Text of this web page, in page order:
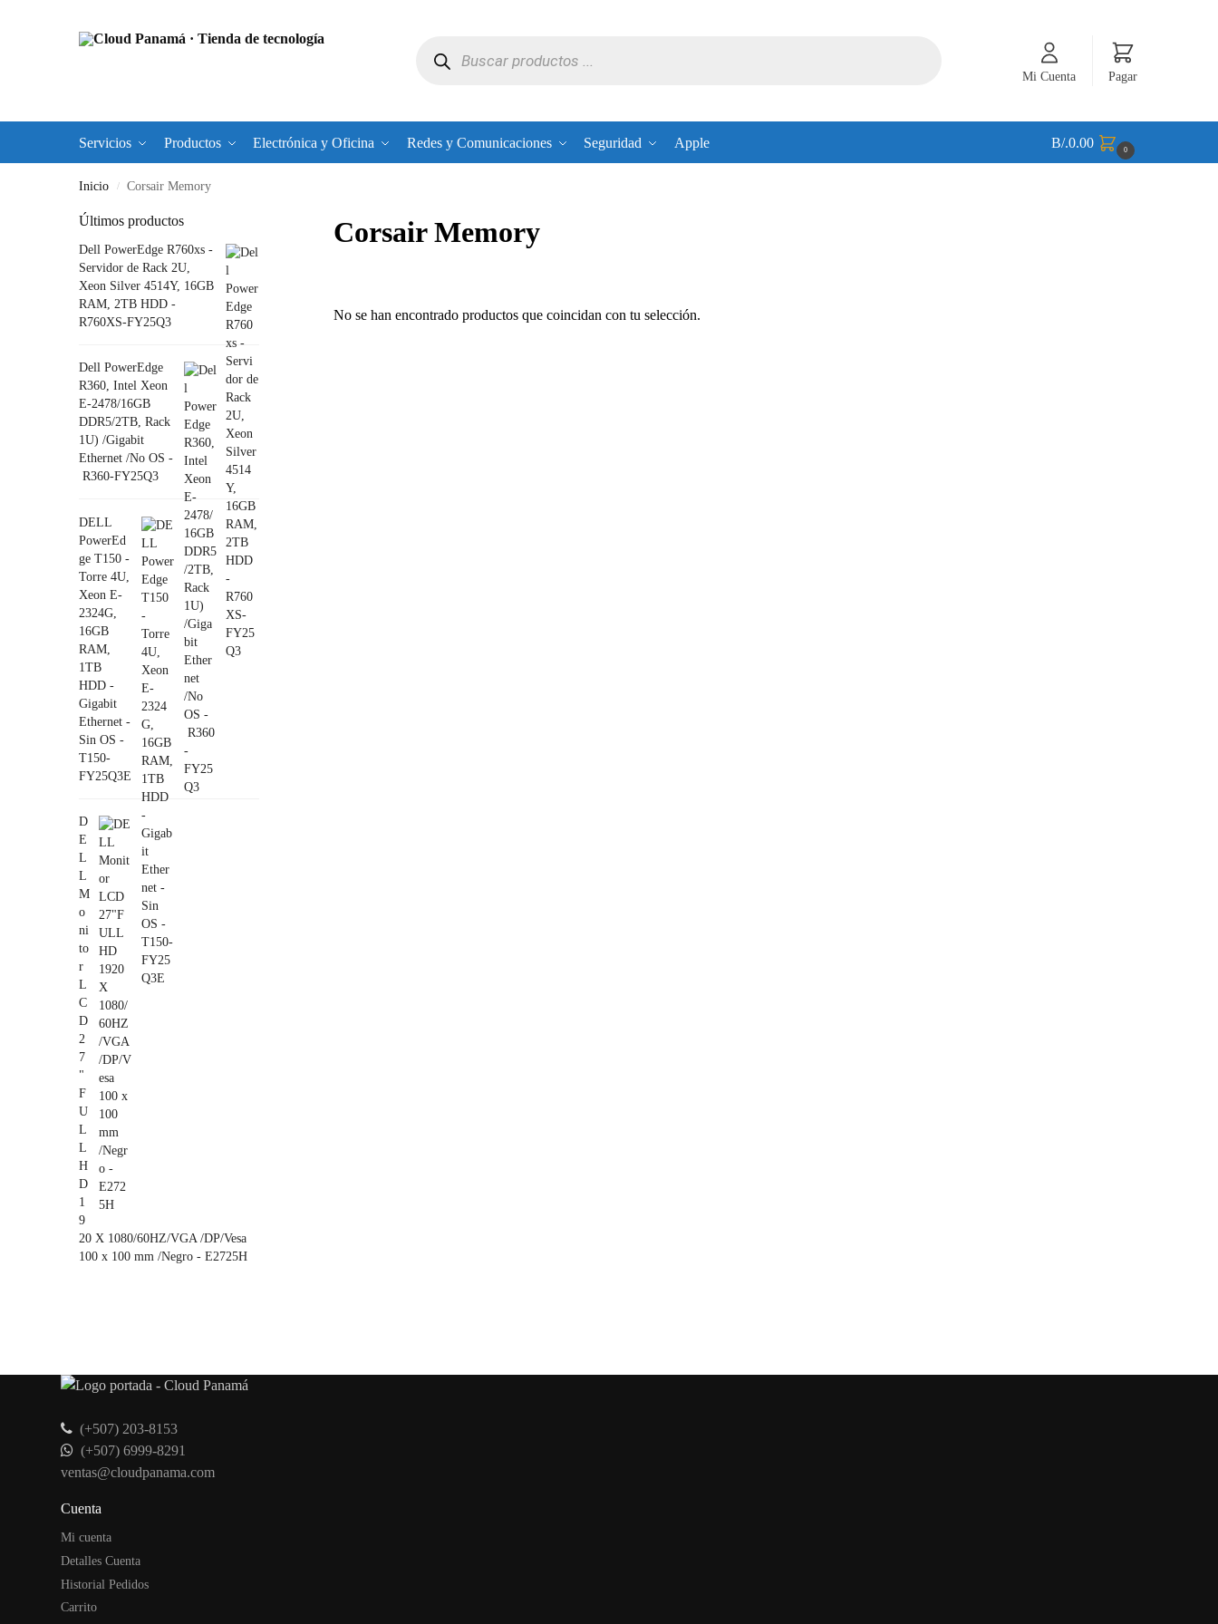
Mi Cuenta Pagar
Servicios Productos Electrónica y Oficina Redes y Comunicaciones Seguridad Apple B/.0.00 0
Inicio / Corsair Memory
Corsair Memory
No se han encontrado productos que coincidan con tu selección.
Últimos productos
Dell PowerEdge R760xs -
Servidor de Rack 2U,
Xeon Silver 4514Y, 16GB
RAM, 2TB HDD -
R760XS-FY25Q3
Dell PowerEdge
R360, Intel Xeon
E-2478/16GB
DDR5/2TB, Rack
1U) /Gigabit
Ethernet /No OS -
R360-FY25Q3
DELL
PowerEd
ge T150 -
Torre 4U,
Xeon E-
2324G,
16GB
RAM,
1TB
HDD -
Gigabit
Ethernet -
Sin OS -
T150-
FY25Q3E
D
E
L
L
M
o
ni
to
r
L
C
D
2
7
"
F
U
L
L
H
D
1
9
20 X 1080/60HZ/VGA /DP/Vesa
100 x 100 mm /Negro - E2725H
(+507) 203-8153
(+507) 6999-8291
ventas@cloudpanama.com
Cuenta
Mi cuenta
Detalles Cuenta
Historial Pedidos
Carrito